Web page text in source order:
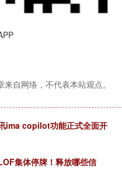
自网络，不代表本站观点。
ima copilot功能正式全面开
集体停牌！释放哪些信